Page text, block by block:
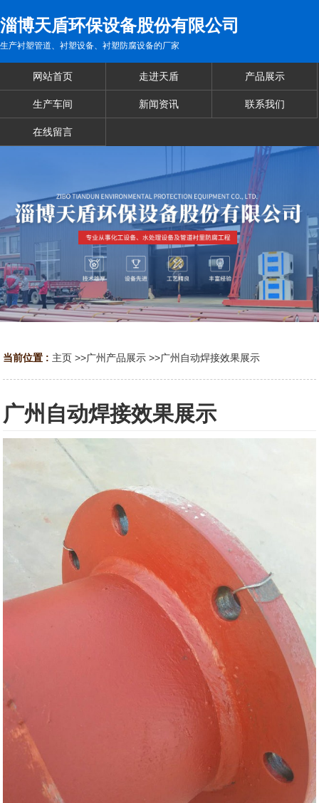
淄博天盾环保设备股份有限公司
生产衬塑管道、衬塑设备、衬塑防腐设备的厂家
网站首页 走进天盾 产品展示
生产车间 新闻资讯 联系我们
在线留言
当前位置 : 主页 >>广州产品展示 >>广州自动焊接效果展示
广州自动焊接效果展示